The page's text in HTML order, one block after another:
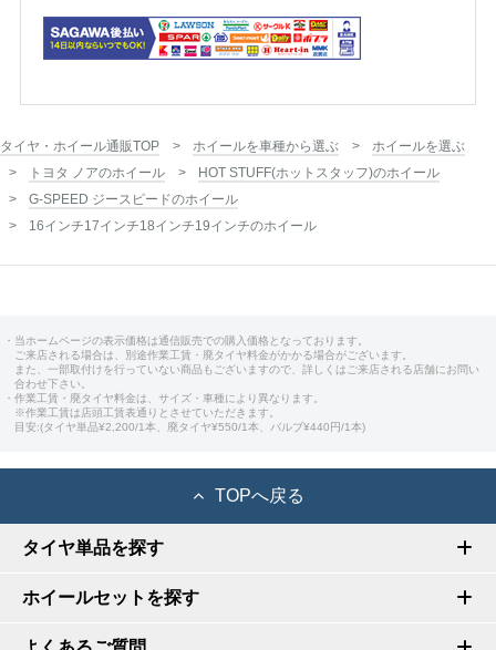
タイヤ・ホイール通販TOP ホイールを車種から選ぶ
ホイールを選ぶ
トヨタ ノアのホイール
HOT STUFF(ホットスタッフ)のホイール
G-SPEED ジースピードのホイール
16インチ17インチ18インチ19インチのホイール
・当ホームページの表示価格は通信販売での購入価格となっております。
ご来店される場合は、別途作業工賃・廃タイヤ料金がかかる場合がございます。
また、一部取付けを行っていない商品もございますので、詳しくはご来店される店舗にお問い
合わせ下さい。
・作業工賃・廃タイヤ料金は、サイズ・車種により異なります。
※作業工賃は店頭工賃表通りとさせていただきます。
目安:(タイヤ単品¥2,200/1本、廃タイヤ¥550/1本、バルブ¥440円/1本)
TOPへ戻る
タイヤ単品を探す
ホイールセットを探す